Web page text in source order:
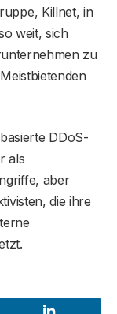
Killnet, in
weit, sich
zu
DDoS-
als
aber
die ihre